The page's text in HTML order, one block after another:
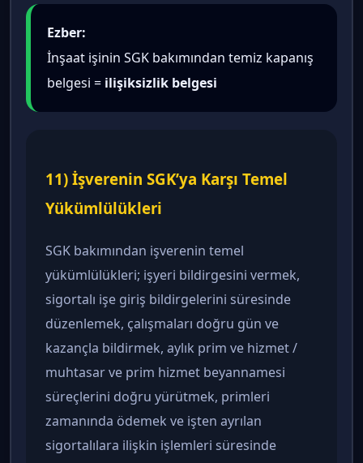
Ezber:
İnşaat işinin SGK bakımından temiz kapanış
belgesi = ilişiksizlik belgesi
11) İşverenin SGK’ya Karşı Temel
Yükümlülükleri
SGK bakımından işverenin temel
yükümlülükleri; işyeri bildirgesini vermek,
sigortalı işe giriş bildirgelerini süresinde
düzenlemek, çalışmaları doğru gün ve
kazançla bildirmek, aylık prim ve hizmet /
muhtasar ve prim hizmet beyannamesi
süreçlerini doğru yürütmek, primleri
zamanında ödemek ve işten ayrılan
sigortalılara ilişkin işlemleri süresinde